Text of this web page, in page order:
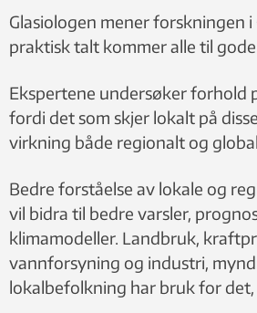
Glasiologen mener forskningen i
praktisk talt kommer alle til
Ekspertene undersøker forhold
fordi det som skjer lokalt på
virkning både regionalt og
Bedre forståelse av lokale og
vil bidra til bedre varsler,
klimamodeller. Landbruk,
vannforsyning og industri,
lokalbefolkning har bruk for det,